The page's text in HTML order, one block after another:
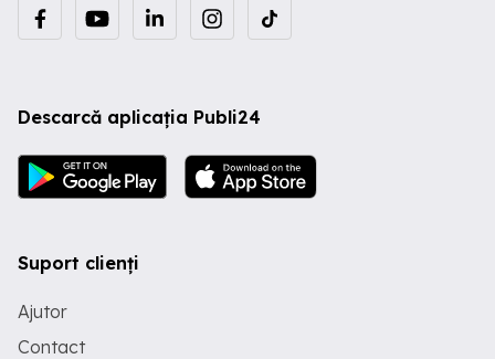
Descarcă aplicația Publi24
Suport clienți
Ajutor
Contact